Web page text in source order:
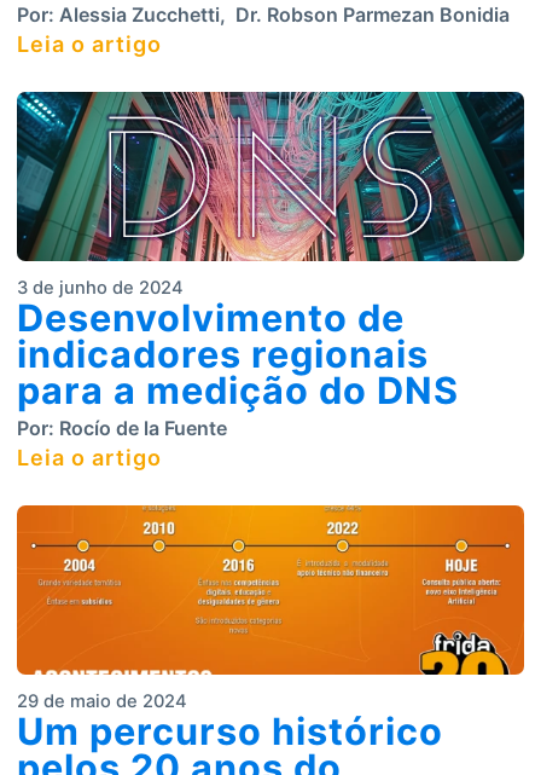
Por: Alessia Zucchetti, Dr. Robson Parmezan Bonidia
Leia o artigo
3 de junho de 2024
Desenvolvimento de
indicadores regionais
para a medição do DNS
Por: Rocío de la Fuente
Leia o artigo
29 de maio de 2024
Um percurso histórico